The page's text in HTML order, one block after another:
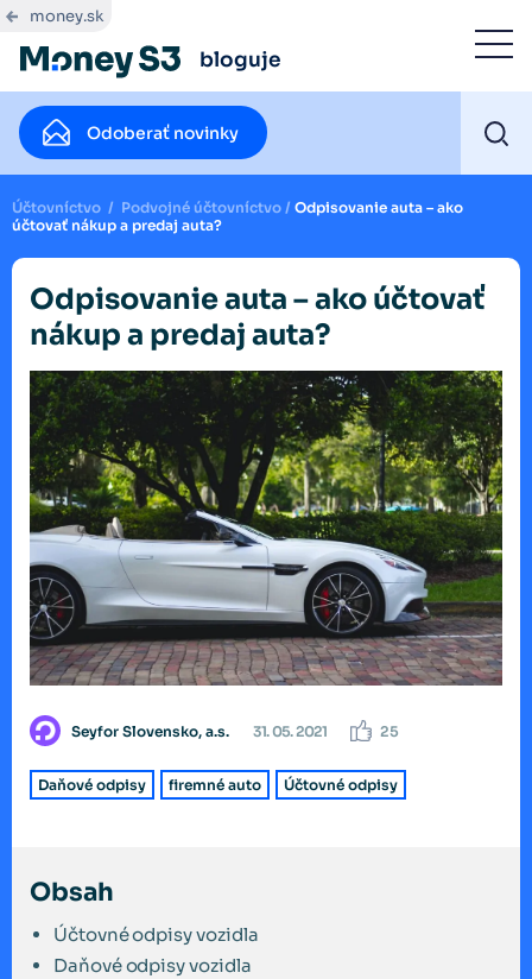
money.sk
bloguje
Odoberať novinky
Účtovníctvo / Podvojné účtovníctvo / Odpisovanie auta – ako
účtovať nákup a predaj auta?
Odpisovanie auta – ako účtovať
nákup a predaj auta?
Seyfor Slovensko, a.s. 31. 05. 2021 25
Daňové odpisy firemné auto Účtovné odpisy
Obsah
Účtovné odpisy vozidla
Daňové odpisy vozidla